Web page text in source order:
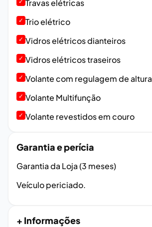
Travas elétricas
✓ Trio elétrico
✓ Vidros elétricos dianteiros
✓ Vidros elétricos traseiros
✓ Volante com regulagem de altura
✓ Volante Multifunção
✓ Volante revestidos em couro
Garantia e perícia
Garantia da Loja (3 meses)
Veículo periciado.
+ Informações